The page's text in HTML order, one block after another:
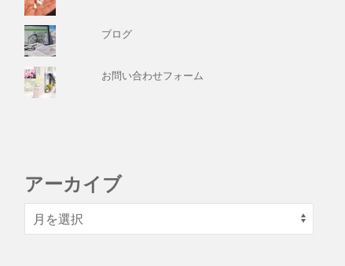
ブログ
お問い合わせフォーム
アーカイブ